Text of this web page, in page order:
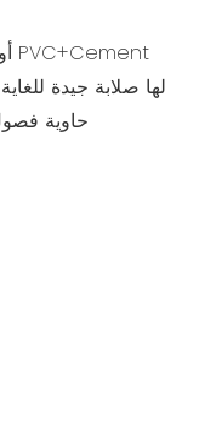
الأرضية: PVC+Glass Magnesium Board أو PVC+Cement
لها صلابة جيدة